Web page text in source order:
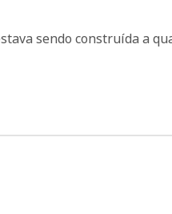
sendo construída a